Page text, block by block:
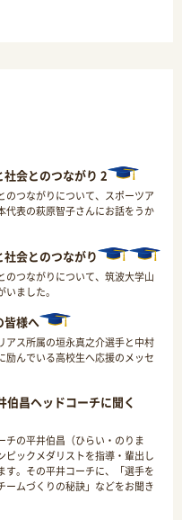
会とのつながり 2
のつながりについて、スポーツア
代表の萩原智子さんにお話をうか
会とのつながり
のつながりについて、筑波大学山
ました。
皆様へ
アス所属の垣永真之介選手と中村
励んでいる高校生へ応援のメッセ
伯昌ヘッドコーチに聞く
チの平井伯昌（ひらい・のりま
ピックメダリストを指導・輩出し
す。その平井コーチに、「選手を
ームづくりの秘訣」などをお聞き